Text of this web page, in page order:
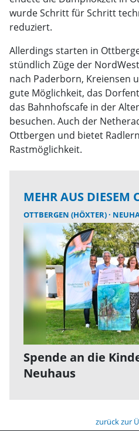
wurde Schritt für Schritt
reduziert.
Allerdings starten in
stündlich Züge der
nach Paderborn, Kreiensen
gute Möglichkeit, das
das Bahnhofscafe in der
besuchen. Auch der
Ottbergen und bietet
Rastmöglichkeit.
MEHR AUS DIESEM
OTTBERGEN (HÖXTER)
Spende an die
Neuhaus
zurück zur